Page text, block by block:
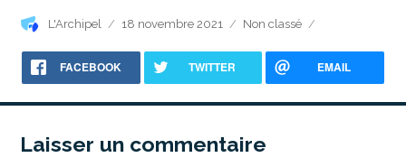
Auteur
L'Archipel
Publié
18 novembre 2021 Catégories
Non classé
FACEBOOK TWITTER EMAIL
Laisser un commentaire